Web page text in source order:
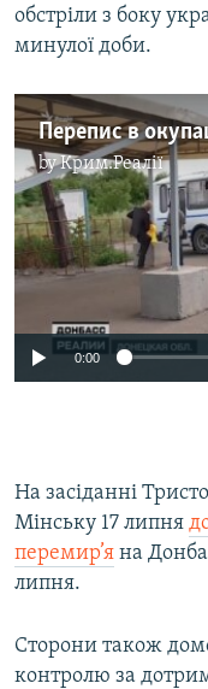
обстріли з боку
минулої доби.
byКрим.Реалії
No media
0:00
На засіданні
Мінську 17 липня
перемир’я на
липня.
Сторони також
контролю за